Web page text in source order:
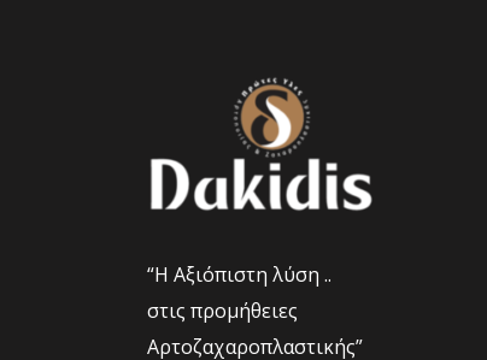
“Η Αξιόπιστη λύση ..
στις προμήθειες
Αρτοζαχαροπλαστικής”